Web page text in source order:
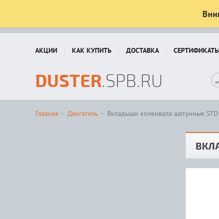
АКЦИИ КАК КУПИТЬ ДОСТАВКА
DUSTER.SPB.RU
Главная Двигатель Вкладыши коленвала шатунные